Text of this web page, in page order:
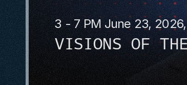
3 - 7 PM June 23,
VISIONS OF